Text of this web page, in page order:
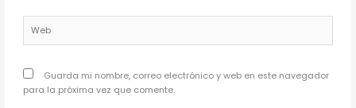
Guarda mi nombre, correo electrónico y web en este navegador
para la próxima vez que comente.